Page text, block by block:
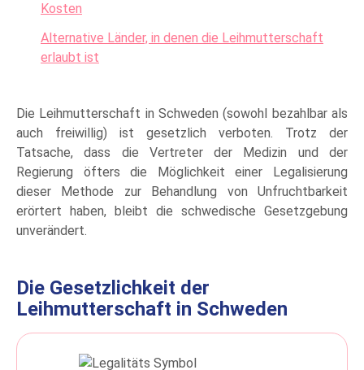
Kosten
Alternative Länder, in denen die Leihmutterschaft
erlaubt ist
Die Leihmutterschaft in Schweden (sowohl bezahlbar als
auch freiwillig) ist gesetzlich verboten. Trotz der
Tatsache, dass die Vertreter der Medizin und der
Regierung öfters die Möglichkeit einer Legalisierung
dieser Methode zur Behandlung von Unfruchtbarkeit
erörtert haben, bleibt die schwedische Gesetzgebung
unverändert.
Die Gesetzlichkeit der
Leihmutterschaft in Schweden